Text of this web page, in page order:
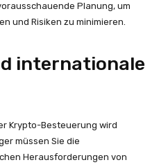
Planung, um
und Risiken zu minimieren.
internationale
Krypto-Besteuerung wird
müssen Sie die
Herausforderungen von